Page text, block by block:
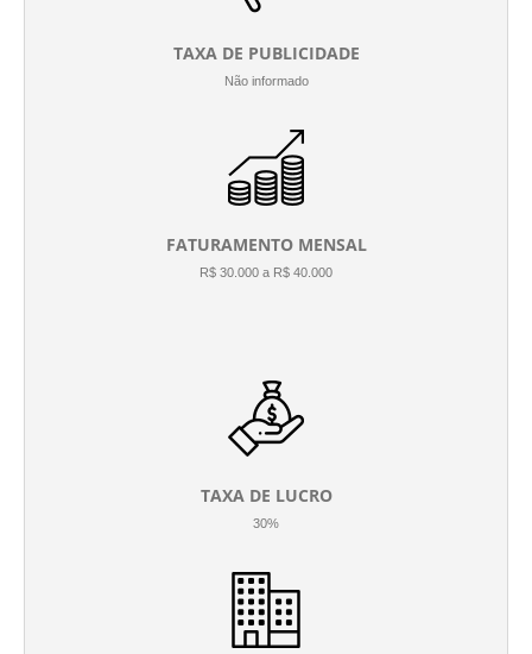
TAXA DE PUBLICIDADE
Não informado
FATURAMENTO MENSAL
R$ 30.000 a R$ 40.000
TAXA DE LUCRO
30%